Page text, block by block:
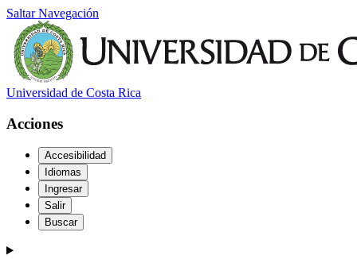
Saltar Navegación
Universidad de Costa Rica
Acciones
Accesibilidad
Idiomas
Ingresar
Salir
Buscar